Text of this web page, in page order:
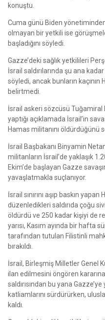
konuştu.
Cuma günü Biden
olmayan bir yetkili ise
başladığını söyledi.
Gazze’deki sağlık yetkilileri
İsrail saldırılarında şu ana
söyledi, ancak bunların
belirtmedi.
İsrail askeri sözcüsü
yaptığı açıklamada İsrail’in
Hamas militanını öldürdüğünü
İsrail Başbakanı Binyamin
militanların İsrail’de yaklaşık
Ekim’de başlayan Gazze
yavaşlatmakla suçlanıyor.
İsrail sınırını aşıp baskın
düzenledikleri saldırıda çoğu
öldürdü ve 250 kadar kişiyi de
yarısı, Kasım ayında bir hafta
tarafından tutulan Filistinli
bırakıldı.
İsrail, Birleşmiş Milletler Genel
ilan edilmesini öngören
saldırısından bu yana Gazze’ye
katliamlarını sürdürürken,
kaldı.